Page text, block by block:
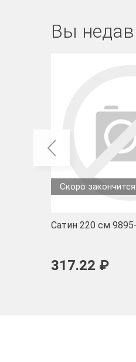
Вы
Скоро закончится
Сатин 220 см
317.22 ₽